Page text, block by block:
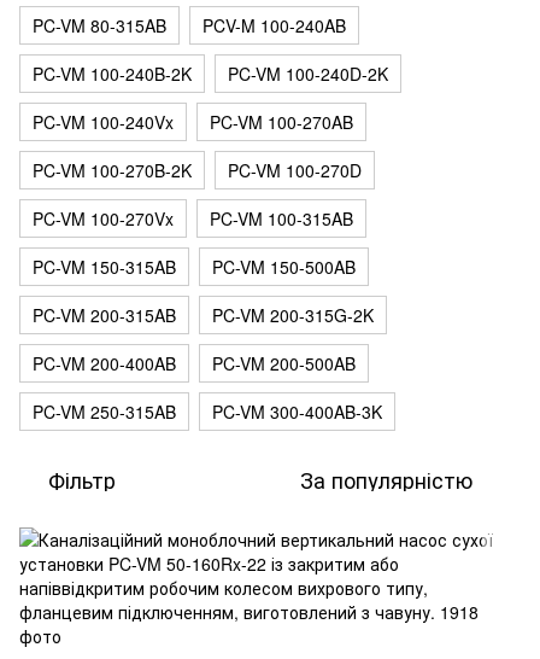
PC-VM 80-315AB
PCV-M 100-240AB
PC-VM 100-240B-2K
PC-VM 100-240D-2K
PC-VM 100-240Vx
PC-VM 100-270AB
PC-VM 100-270B-2K
PC-VM 100-270D
PC-VM 100-270Vx
PC-VM 100-315AB
PC-VM 150-315AB
PC-VM 150-500AB
PC-VM 200-315AB
PC-VM 200-315G-2K
PC-VM 200-400AB
PC-VM 200-500AB
PC-VM 250-315AB
PC-VM 300-400AB-3K
Фільтр За популярністю